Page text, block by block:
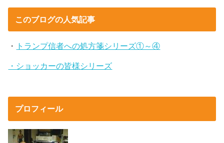
このブログの人気記事
・ トランプ信者への処方箋シリーズ①～④
・ショッカーの皆様シリーズ
プロフィール